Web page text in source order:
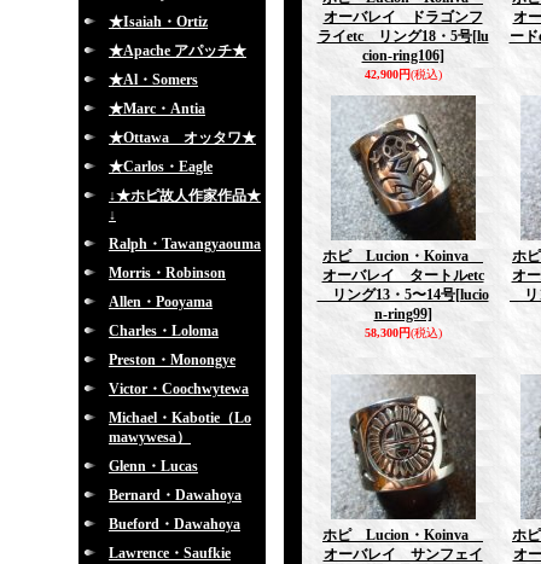
★Isaiah・Ortiz
★Apache アパッチ★
★Al・Somers
★Marc・Antia
★Ottawa オッタワ★
★Carlos・Eagle
↓★ホピ故人作家作品★
↓
Ralph・Tawangyaouma
Morris・Robinson
Allen・Pooyama
Charles・Loloma
Preston・Monongye
Victor・Coochwytewa
Michael・Kabotie（Lo
mawywesa）
Glenn・Lucas
Bernard・Dawahoya
Bueford・Dawahoya
Lawrence・Saufkie
オーバレイ ドラゴンフ
ライetc リング18・5号[lu
cion-ring106]
42,900円(税込)
オ
ー
ホピ Lucion・Koinva
オーバレイ タートルetc
リング13・5〜14号[lucio
n-ring99]
58,300円(税込)
ホ
オ
リ
ホピ Lucion・Koinva
オーバレイ サンフェイ
ホ
オ